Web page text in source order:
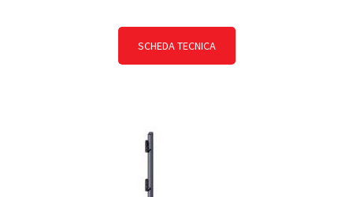
SCHEDA TECNICA